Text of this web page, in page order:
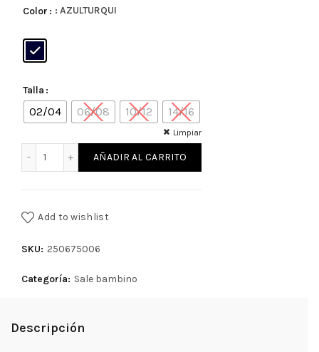
Color : AZULTURQUI
Talla
02/04 06/08 10/12 14/16
Limpiar
CORREA CUERO NINO cantidad
AÑADIR AL CARRITO
Add to wishlist
SKU: 250675006
Categoría: Sale bambino
Descripción